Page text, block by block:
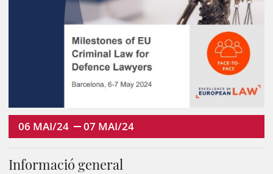
06 MAI/24 07 MAI/24
Informació general